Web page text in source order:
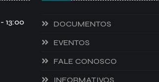
13:00
DOCUMENTOS
EVENTOS
FALE CONOSCO
INFORMATIVOS